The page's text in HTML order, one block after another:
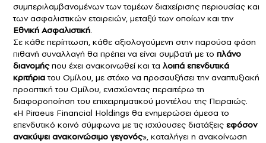
συμπεριλαμβανομένων των τομέων διαχείρισης περιουσίας και
των ασφαλιστικών εταιρειών, μεταξύ των οποίων και την
Εθνική Ασφαλιστική.
Σε κάθε περίπτωση, κάθε αξιολογούμενη στην παρούσα φάση
πιθανή συναλλαγή θα πρέπει να είναι συμβατή με το πλάνο
διανομήςπου έχει ανακοινωθεί και τα λοιπά επενδυτικά
κριτήριατου Ομίλου, με στόχο να προσαυξήσει την αναπτυξιακή
προοπτική του Ομίλου, ενισχύοντας περαιτέρω τη
διαφοροποίηση του επιχειρηματικού μοντέλου της Πειραιώς.
«Η Piraeus Financial Holdings θα ενημερώσει άμεσα το
επενδυτικό κοινό σύμφωνα με τις ισχύουσες διατάξεις εφόσον
ανακύψει ανακοινώσιμο γεγονός», καταλήγει η ανακοίνωση